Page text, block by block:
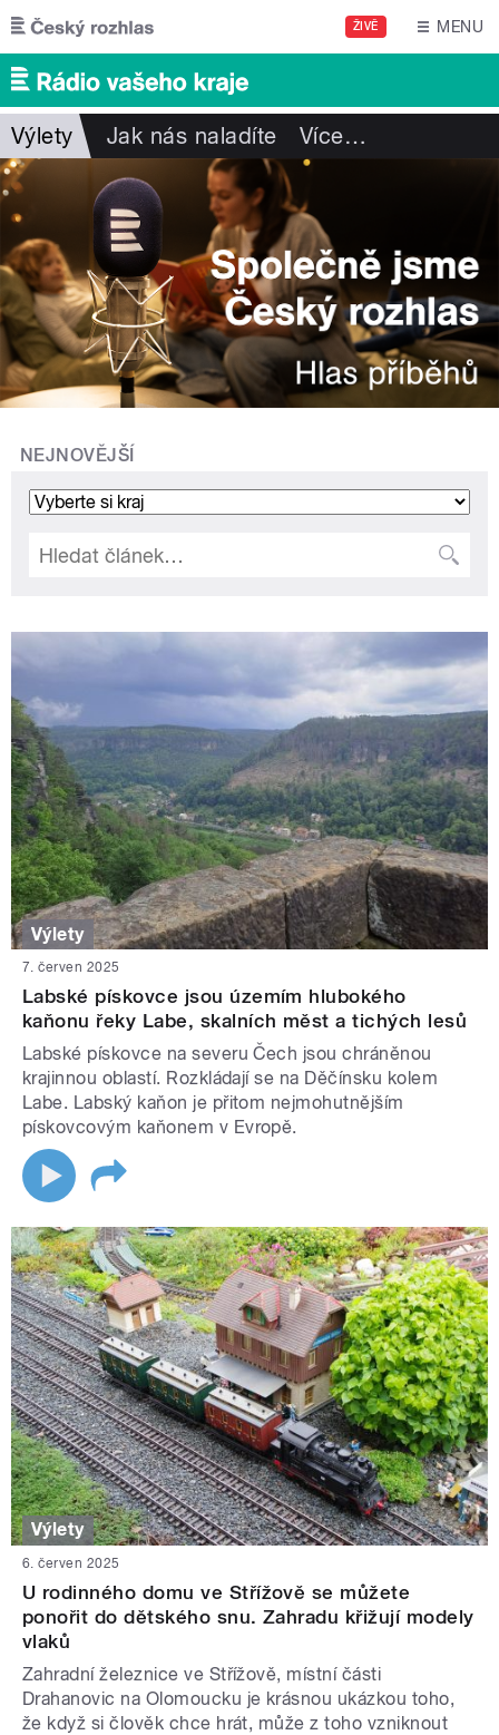
Přejít k hlavnímu obsahu
ŽIVĚ MENU
Výlety Jak nás naladíte Více…
NEJNOVĚJŠÍ
Výlety
7. červen 2025
Labské pískovce jsou územím hlubokého
kaňonu řeky Labe, skalních měst a tichých lesů
Labské pískovce na severu Čech jsou chráněnou
krajinnou oblastí. Rozkládají se na Děčínsku kolem
Labe. Labský kaňon je přitom nejmohutnějším
pískovcovým kaňonem v Evropě.
Výlety
6. červen 2025
U rodinného domu ve Střížově se můžete
ponořit do dětského snu. Zahradu křižují modely
vlaků
Zahradní železnice ve Střížově, místní části
Drahanovic na Olomoucku je krásnou ukázkou toho,
že když si člověk chce hrát, může z toho vzniknout